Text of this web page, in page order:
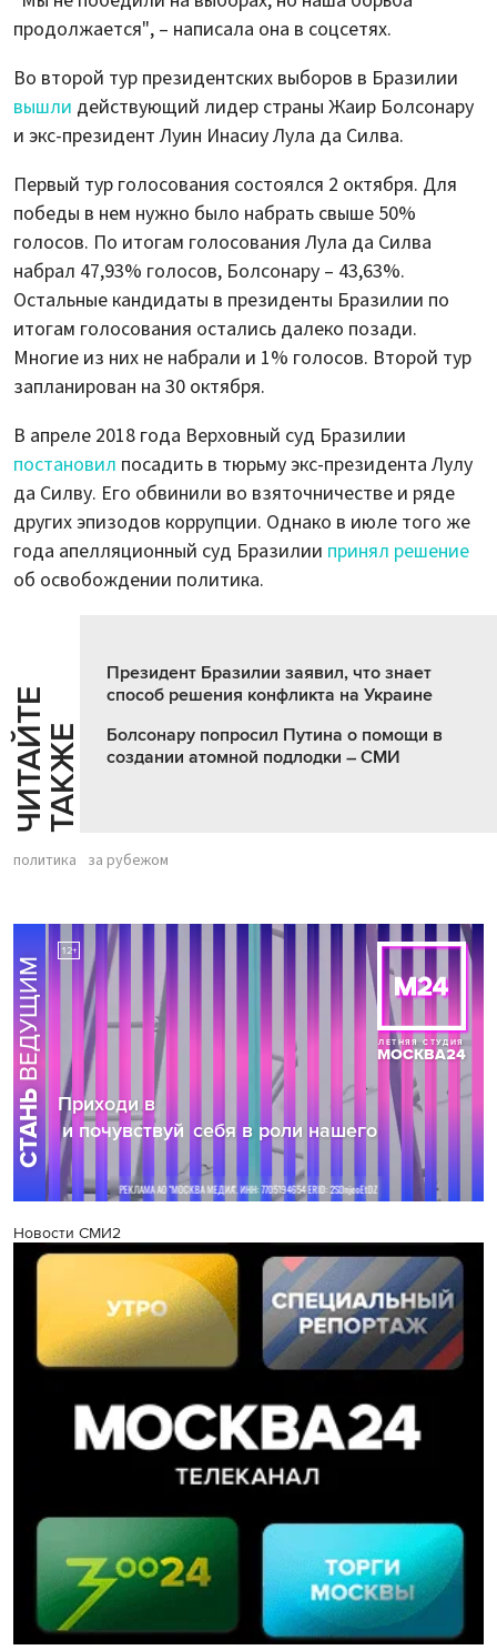
продолжается", – написала она в соцсетях.
Во второй тур президентских выборов в Бразилии
вышли действующий лидер страны Жаир Болсонару
и экс-президент Луин Инасиу Лула да Силва.
Первый тур голосования состоялся 2 октября. Для
победы в нем нужно было набрать свыше 50%
голосов. По итогам голосования Лула да Силва
набрал 47,93% голосов, Болсонару – 43,63%.
Остальные кандидаты в президенты Бразилии по
итогам голосования остались далеко позади.
Многие из них не набрали и 1% голосов. Второй тур
запланирован на 30 октября.
В апреле 2018 года Верховный суд Бразилии
постановил посадить в тюрьму экс-президента Лулу
да Силву. Его обвинили во взяточничестве и ряде
других эпизодов коррупции. Однако в июле того же
года апелляционный суд Бразилии принял решение
об освобождении политика.
Ч
И
Т
АЙ
Т
Е
Т
А
К
ЖЕ
Президент Бразилии заявил, что знает
способ решения конфликта на Украине
Болсонару попросил Путина о помощи в
создании атомной подлодки – СМИ
политика за рубежом
Новости СМИ2